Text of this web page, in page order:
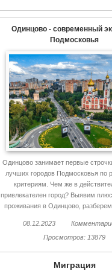
Одинцово - современный
Подмосковья
Одинцово занимает первые
лучших городов Подмосковья по
критериям. Чем же в
привлекателен город? Выявим
проживания в Одинцово, разберем
интересного.
08.12.2023
Просмотров: 13879
Миграция